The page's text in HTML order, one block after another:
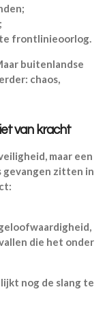
frontlinieoorlog.
buitenlandse
chaos,
van kracht
maar een
gevangen zitten in
die het onder
nog de slang te